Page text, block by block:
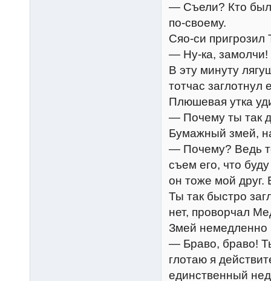
— Съели? Кто был
по-своему.
Сяо-си пригрозил
— Ну-ка, замолчи!
В эту минуту
тотчас заглотнул
Плюшевая утка
— Почему ты так
Бумажный змей,
— Почему? Ведь
съем его, что
он тоже мой друг.
Ты так быстро
нет, проворчал
Змей немедленно
— Браво, браво!
глотаю я
единственный